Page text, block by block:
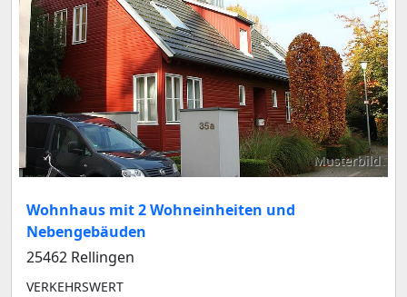
Musterbild
Wohnhaus mit 2 Wohneinheiten und
Nebengebäuden
25462 Rellingen
VERKEHRSWERT